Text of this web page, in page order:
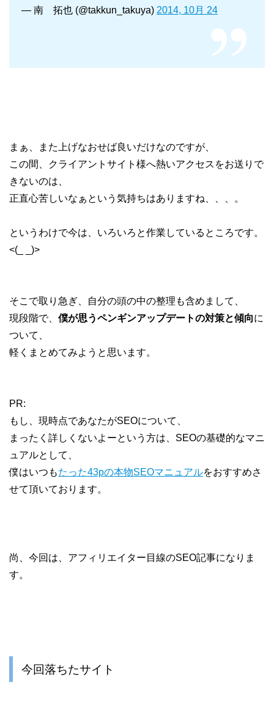
— 南 拓也 (@takkun_takuya) 2014, 10月 24
まぁ、また上げなおせば良いだけなのですが、
この間、クライアントサイト様へ熱いアクセスをお送りで
きないのは、
正直心苦しいなぁという気持ちはありますね、、、。
というわけで今は、いろいろと作業しているところです。
<(_ _)>
そこで取り急ぎ、自分の頭の中の整理も含めまして、
現段階で、 僕が思うペンギンアップデートの対策と傾向に
ついて、
軽くまとめてみようと思います。
PR:
もし、現時点であなたがSEOについて、
まったく詳しくないよーという方は、SEOの基礎的なマニ
ュアルとして、
僕はいつもたった43pの本物SEOマニュアルをおすすめさ
せて頂いております。
尚、今回は、アフィリエイター目線のSEO記事になりま
す。
今回落ちたサイト